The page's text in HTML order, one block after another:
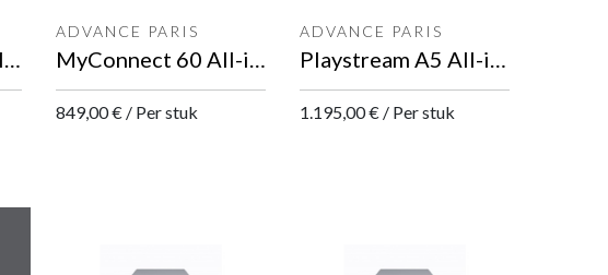
MyConnect 150 All-in-One
ADVANCE PARIS
MyConnect 60 All-in-One
849,00€ / Per stuk
ADVANCE PARIS
Playstream A5 All-in-One
1.195,00€ / Per stuk